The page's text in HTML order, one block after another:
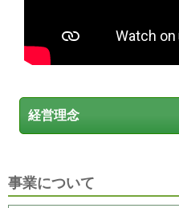
経営理念
事業について